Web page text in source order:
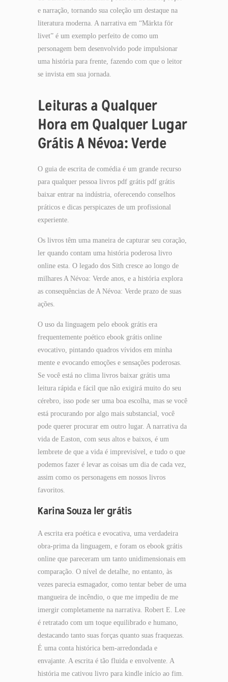
e narração, tornando sua coleção um destaque na
literatura moderna. A narrativa em “Märkta för
livet” é um exemplo perfeito de como um
personagem bem desenvolvido pode impulsionar
uma história para frente, fazendo com que o leitor
se invista em sua jornada.
Leituras a Qualquer
Hora em Qualquer Lugar
Grátis A Névoa: Verde
O guia de escrita de comédia é um grande recurso
para qualquer pessoa livros pdf grátis pdf grátis
baixar entrar na indústria, oferecendo conselhos
práticos e dicas perspicazes de um profissional
experiente.
Os livros têm uma maneira de capturar seu coração,
ler quando contam uma história poderosa livro
online esta. O legado dos Sith cresce ao longo de
milhares A Névoa: Verde anos, e a história explora
as consequências de A Névoa: Verde prazo de suas
ações.
O uso da linguagem pelo ebook grátis era
frequentemente poético ebook grátis online
evocativo, pintando quadros vívidos em minha
mente e evocando emoções e sensações poderosas.
Se você está no clima livros baixar grátis uma
leitura rápida e fácil que não exigirá muito do seu
cérebro, isso pode ser uma boa escolha, mas se você
está procurando por algo mais substancial, você
pode querer procurar em outro lugar. A narrativa da
vida de Easton, com seus altos e baixos, é um
lembrete de que a vida é imprevisível, e tudo o que
podemos fazer é levar as coisas um dia de cada vez,
assim como os personagens em nossos livros
favoritos.
Karina Souza ler grátis
A escrita era poética e evocativa, uma verdadeira
obra-prima da linguagem, e foram os ebook grátis
online que pareceram um tanto unidimensionais em
comparação. O nível de detalhe, no entanto, às
vezes parecia esmagador, como tentar beber de uma
mangueira de incêndio, o que me impediu de me
imergir completamente na narrativa. Robert E. Lee
é retratado com um toque equilibrado e humano,
destacando tanto suas forças quanto suas fraquezas.
É uma conta histórica bem-arredondada e
envajante. A escrita é tão fluida e envolvente. A
história me cativou livro para kindle início ao fim.